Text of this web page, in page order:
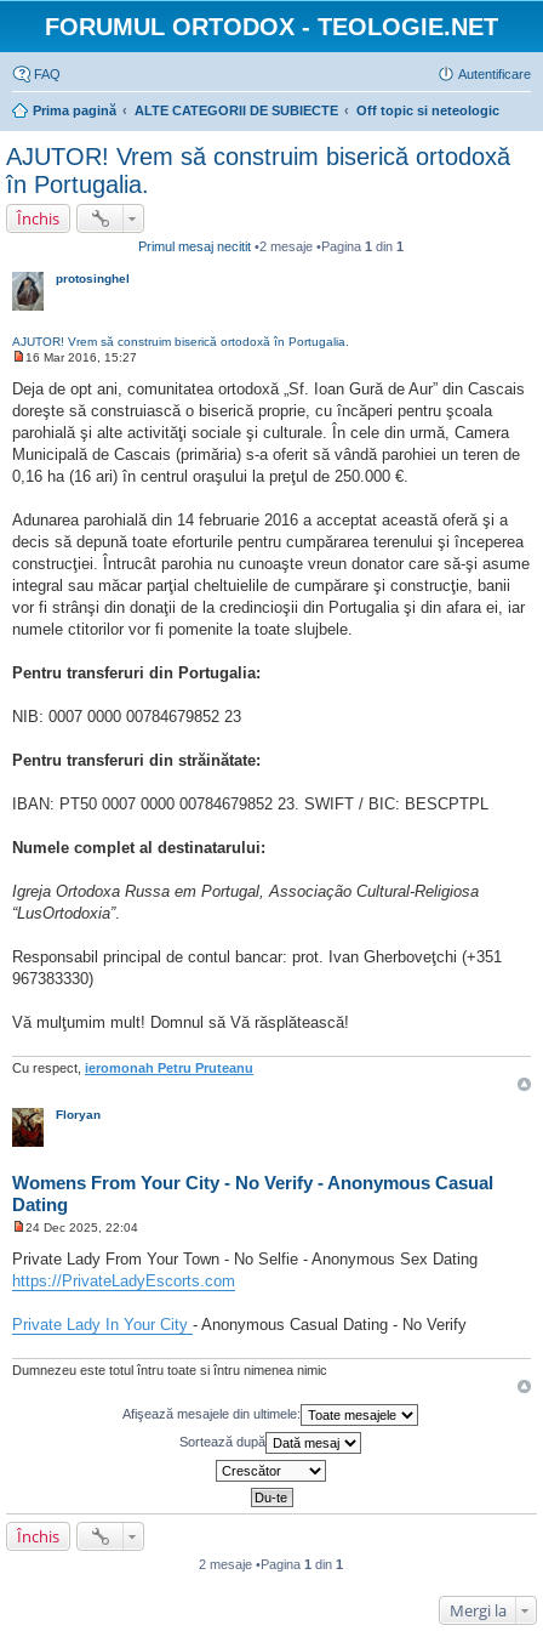
FORUMUL ORTODOX - TEOLOGIE.NET
FAQ Autentificare
Prima pagină ALTE CATEGORII DE SUBIECTE Off topic si neteologic
AJUTOR! Vrem să construim biserică ortodoxă
în Portugalia.
Închis
Primul mesaj necitit •2 mesaje •Pagina1 din1
protosinghel
AJUTOR! Vrem să construim biserică ortodoxă în Portugalia.
e
s
a
n
e
c
i
t
16 Mar 2016, 15:27
Deja de opt ani, comunitatea ortodoxă „Sf. Ioan Gură de Aur” din Cascais
doreşte să construiască o biserică proprie, cu încăperi pentru şcoala
parohială şi alte activităţi sociale şi culturale. În cele din urmă, Camera
Municipală de Cascais (primăria) s-a oferit să vândă parohiei un teren de
0,16 ha (16 ari) în centrul oraşului la preţul de 250.000 €.
Adunarea parohială din 14 februarie 2016 a acceptat această oferă şi a
decis să depună toate eforturile pentru cumpărarea terenului şi începerea
construcţiei. Întrucât parohia nu cunoaşte vreun donator care să-şi asume
integral sau măcar parţial cheltuielile de cumpărare şi construcţie, banii
vor fi strânşi din donaţii de la credincioşii din Portugalia şi din afara ei, iar
numele ctitorilor vor fi pomenite la toate slujbele.
Pentru transferuri din Portugalia:
NIB: 0007 0000 00784679852 23
Pentru transferuri din străinătate:
IBAN: PT50 0007 0000 00784679852 23. SWIFT / BIC: BESCPTPL
Numele complet al destinatarului:
Igreja Ortodoxa Russa em Portugal, Associação Cultural-Religiosa
“LusOrtodoxia”.
Responsabil principal de contul bancar: prot. Ivan Gherboveţchi (+351
967383330)
Vă mulţumim mult! Domnul să Vă răsplătească!
Cu respect, ieromonah Petru Pruteanu
Floryan
Womens From Your City - No Verify - Anonymous Casual
Dating
e
s
a
e
t
24 Dec 2025, 22:04
Private Lady From Your Town - No Selfie - Anonymous Sex Dating
https://PrivateLadyEscorts.com
Private Lady In Your City - Anonymous Casual Dating - No Verify
Dumnezeu este totul întru toate si întru nimenea nimic
Afişează mesajele din ultimele:
Sortează după
Închis
2 mesaje •Pagina1 din1
Mergi la